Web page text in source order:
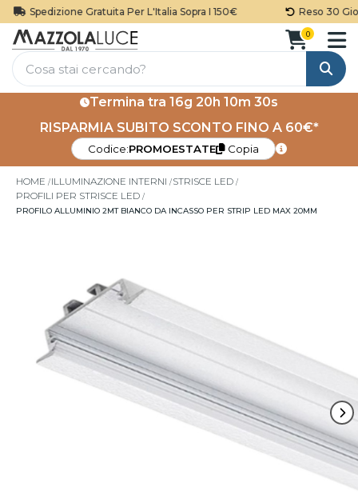
Spedizione Gratuita Per L'Italia Sopra I 150€ Reso 30
Cerca
0
Termina tra 16g 20h 10m 30s
RISPARMIA SUBITO SCONTO FINO A 60€*
Codice:PROMOESTATE Copia
HOME ILLUMINAZIONE INTERNI STRISCE LED
PROFILI PER STRISCE LED
PROFILO ALLUMINIO 2MT BIANCO DA INCASSO PER STRIP LED MAX 20MM